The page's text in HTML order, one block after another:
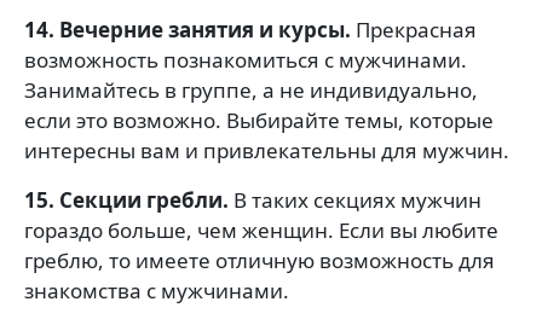
14. Вечерние занятия и курсы. Прекрасная
возможность познакомиться с мужчинами.
Занимайтесь в группе, а не индивидуально,
если это возможно. Выбирайте темы, которые
интересны вам и привлекательны для мужчин.
15. Секции гребли. В таких секциях мужчин
гораздо больше, чем женщин. Если вы любите
греблю, то имеете отличную возможность для
знакомства с мужчинами.